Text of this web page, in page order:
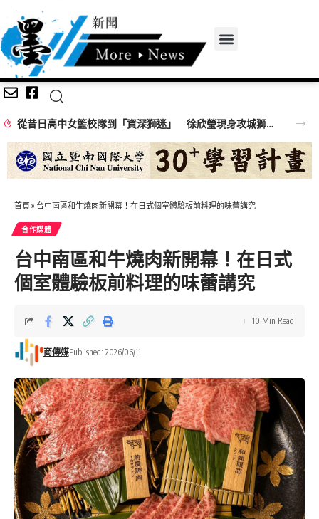
從昔日高中女籃校隊到「資深獅迷」 徐欣瑩現身攻城獅開訓為球隊加油
首頁 » 台中南區和牛燒肉新開幕！在日式個室體驗板前料理的味蕾講究
合作媒體
台中南區和牛燒肉新開幕！在日式
個室體驗板前料理的味蕾講究
商傳媒Published: 2026/06/11
10 Min Read